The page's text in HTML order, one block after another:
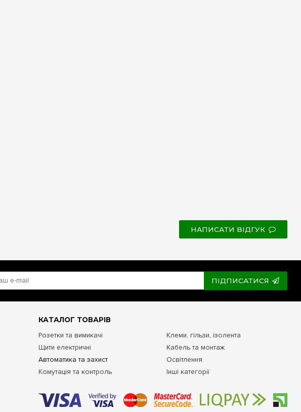
НАПИСАТИ ВІДГУК
ПІДПИСАТИСЯ
КАТАЛОГ ТОВАРІВ
Розетки та вимикачі
Щити електричні
Автоматика та захист
Комутація та контроль
Клеми, гільзи, ізолента
Кабель та монтаж
Освітлення
Інші категорії